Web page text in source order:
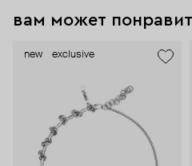
вам может
new exclusive